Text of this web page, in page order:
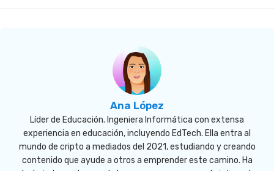
Ana López
Líder de Educación. Ingeniera Informática con extensa
experiencia en educación, incluyendo EdTech. Ella entra al
mundo de cripto a mediados del 2021, estudiando y creando
contenido que ayude a otros a emprender este camino. Ha